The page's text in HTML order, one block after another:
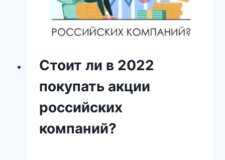
Стоит ли в 2022
покупать акции
российских
компаний?